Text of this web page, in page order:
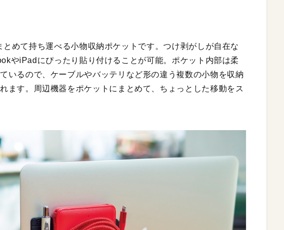
めて持ち運べる小物収納ポケットです。つけ剥がしが自在な
やiPadにぴったり貼り付けることが可能。ポケット内部は柔
いるので、ケーブルやバッテリなど形の違う複数の小物を収納
ます。周辺機器をポケットにまとめて、ちょっとした移動をス